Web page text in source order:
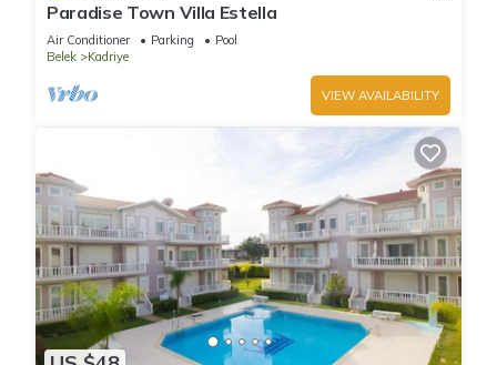
Paradise Town Villa Estella
Air Conditioner Parking
Pool
Belek
Kadriye
VIEW AVAILABILITY